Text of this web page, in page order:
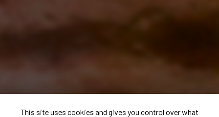
This site uses cookies and gives you control over what